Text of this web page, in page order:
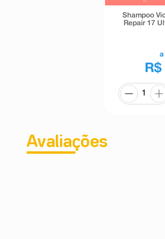
Shampoo
Repair 17
a
Avaliações